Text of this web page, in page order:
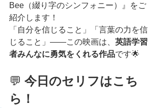
Bee（綴り字のシンフォニー）』をご
紹介します！
「自分を信じること」「言葉の力を信
じること」――この映画は、 英語学習
者みんなに勇気をくれる作品です🌟
💬 今日のセリフはこち
ら！